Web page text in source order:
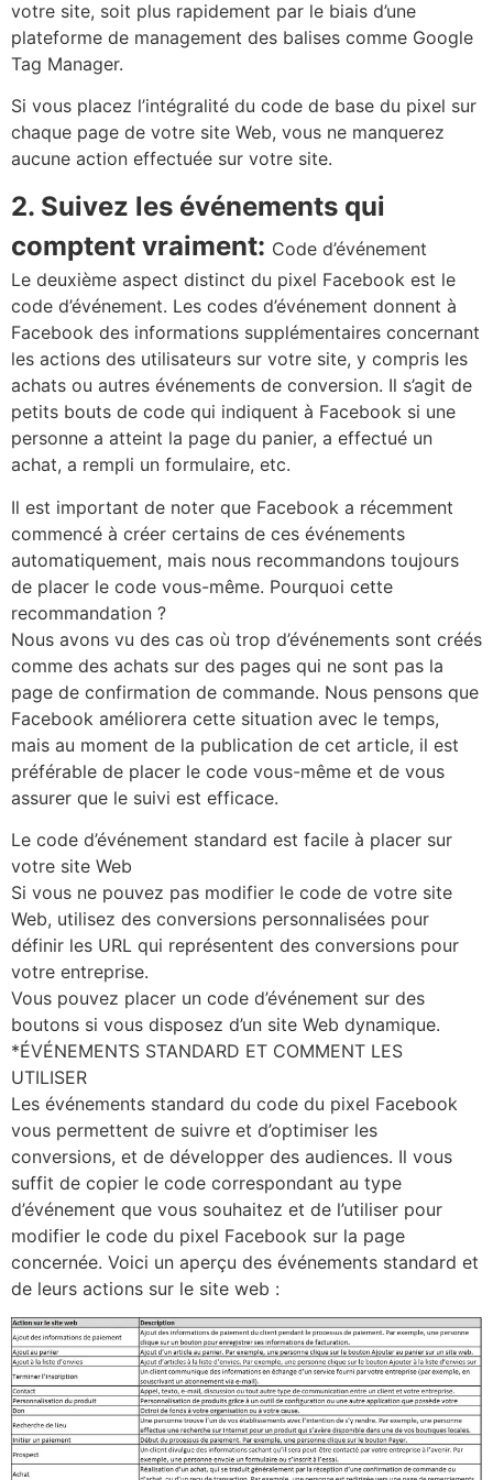
votre site, soit plus rapidement par le biais d’une
plateforme de management des balises comme Google
Tag Manager.
Si vous placez l’intégralité du code de base du pixel sur
chaque page de votre site Web, vous ne manquerez
aucune action effectuée sur votre site.
2. Suivez les événements qui
comptent vraiment: Code d’événement
Le deuxième aspect distinct du pixel Facebook est le
code d’événement. Les codes d’événement donnent à
Facebook des informations supplémentaires concernant
les actions des utilisateurs sur votre site, y compris les
achats ou autres événements de conversion. Il s’agit de
petits bouts de code qui indiquent à Facebook si une
personne a atteint la page du panier, a effectué un
achat, a rempli un formulaire, etc.
Il est important de noter que Facebook a récemment
commencé à créer certains de ces événements
automatiquement, mais nous recommandons toujours
de placer le code vous-même. Pourquoi cette
recommandation ?
Nous avons vu des cas où trop d’événements sont créés
comme des achats sur des pages qui ne sont pas la
page de confirmation de commande. Nous pensons que
Facebook améliorera cette situation avec le temps,
mais au moment de la publication de cet article, il est
préférable de placer le code vous-même et de vous
assurer que le suivi est efficace.
Le code d’événement standard est facile à placer sur
votre site Web
Si vous ne pouvez pas modifier le code de votre site
Web, utilisez des conversions personnalisées pour
définir les URL qui représentent des conversions pour
votre entreprise.
Vous pouvez placer un code d’événement sur des
boutons si vous disposez d’un site Web dynamique.
*ÉVÉNEMENTS STANDARD ET COMMENT LES
UTILISER
Les événements standard du code du pixel Facebook
vous permettent de suivre et d’optimiser les
conversions, et de développer des audiences. Il vous
suffit de copier le code correspondant au type
d’événement que vous souhaitez et de l’utiliser pour
modifier le code du pixel Facebook sur la page
concernée. Voici un aperçu des événements standard et
de leurs actions sur le site web :